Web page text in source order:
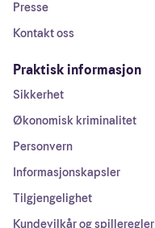
Presse
Kontakt oss
Praktisk informasjon
Sikkerhet
Økonomisk kriminalitet
Personvern
Informasjonskapsler
Tilgjengelighet
Kundevilkår og spilleregler